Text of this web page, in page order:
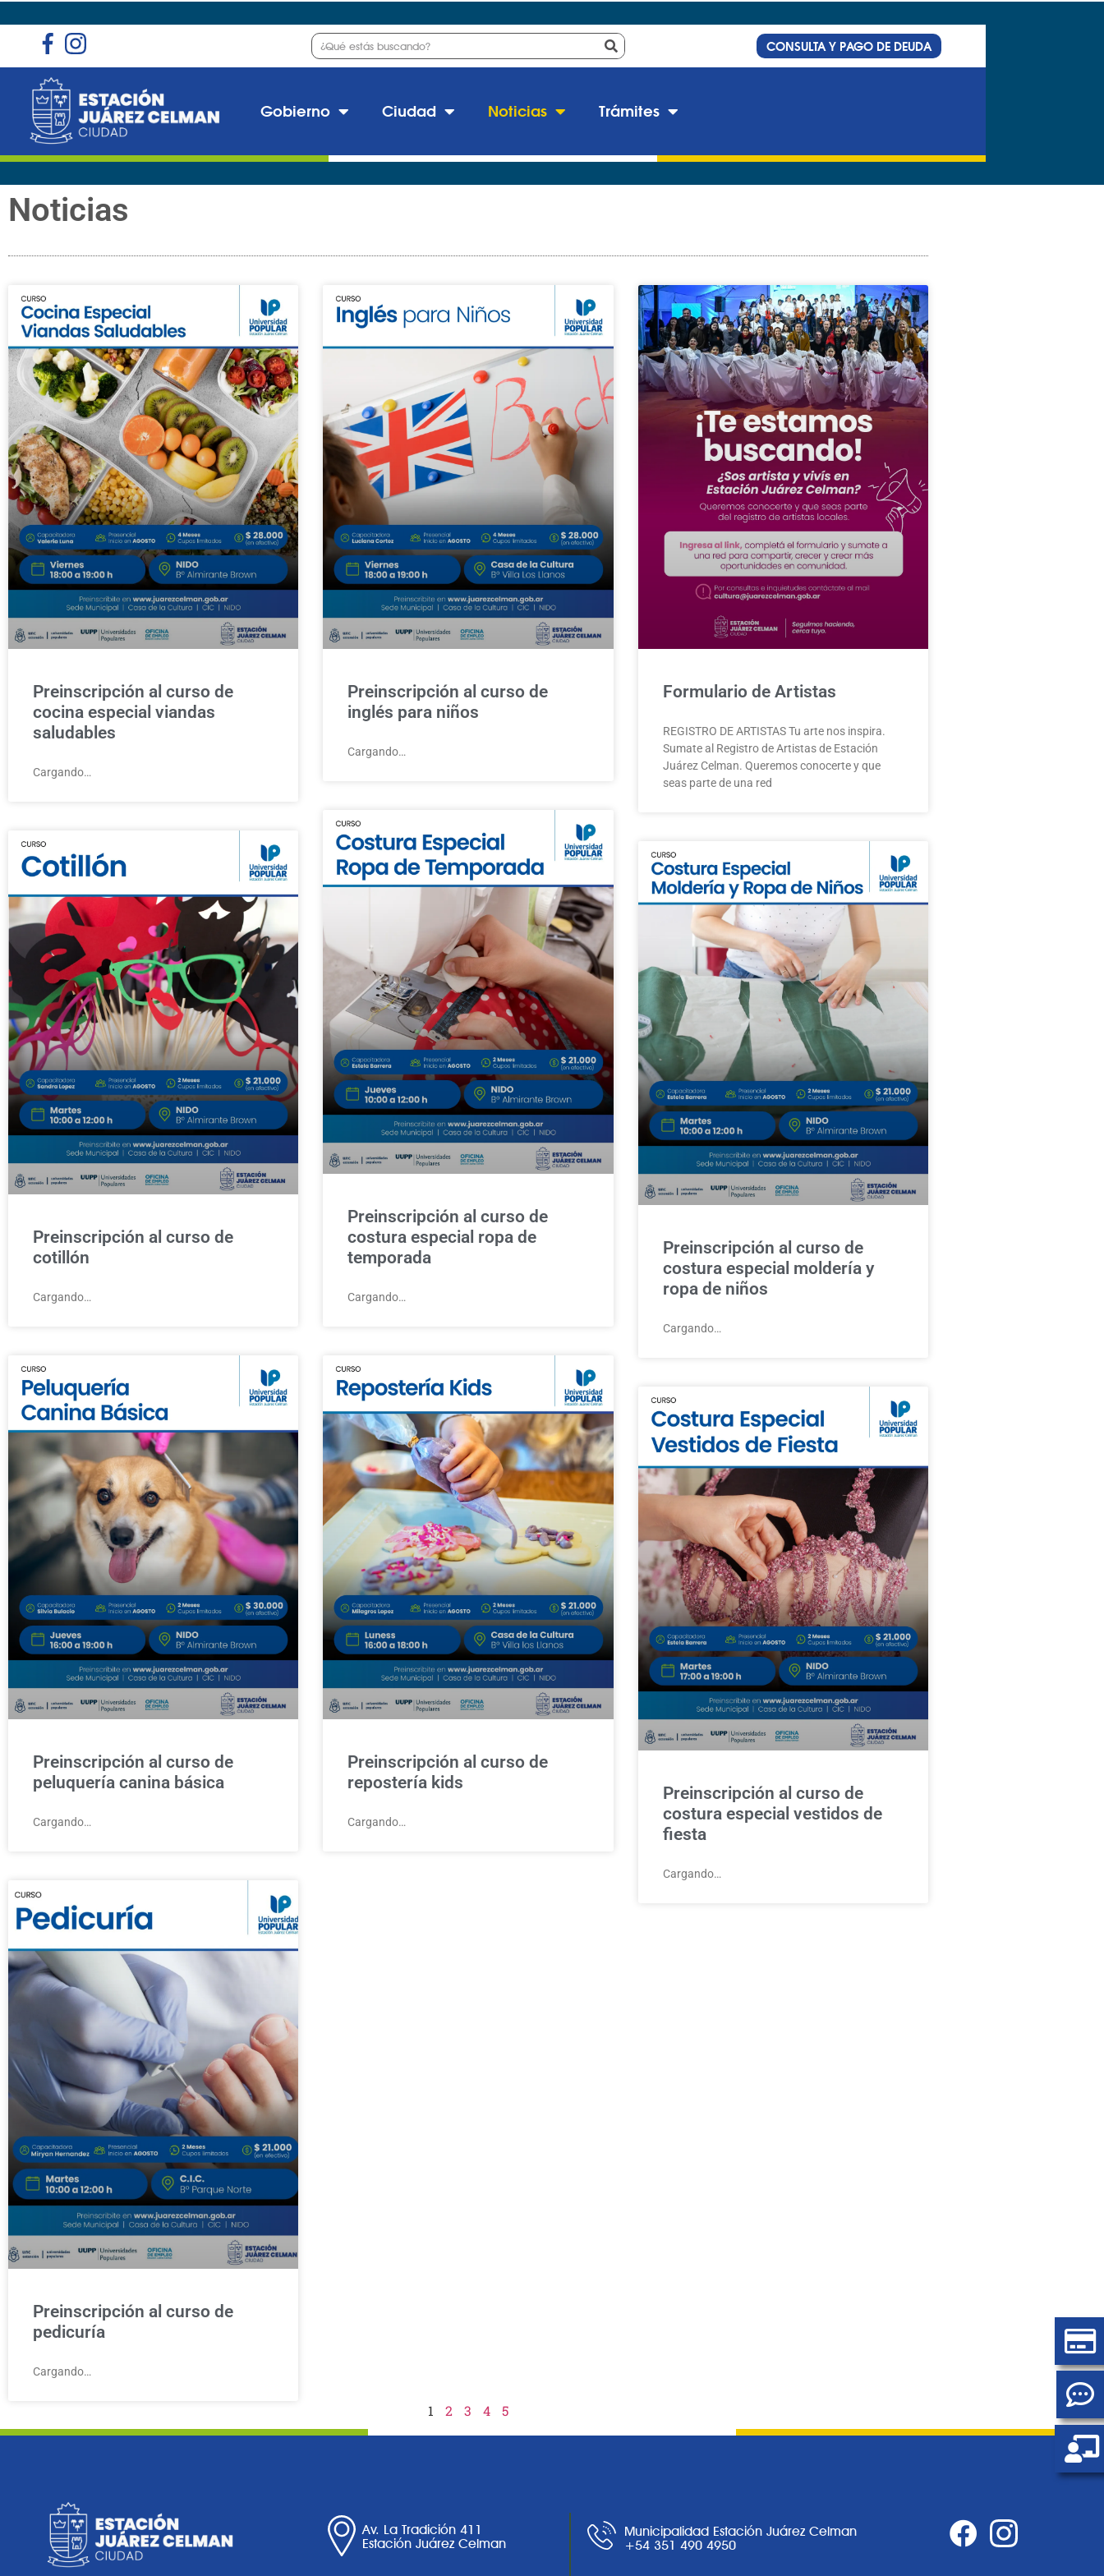
CONSULTA Y PAGO DE DEUDA
Gobierno Ciudad Noticias Trámites
Noticias
Preinscripción al curso de
cocina especial viandas
saludables
Cargando…
Preinscripción al curso de
inglés para niños
Cargando…
Formulario de Artistas
REGISTRO DE ARTISTAS Tu arte nos inspira.
Sumate al Registro de Artistas de Estación
Juárez Celman. Queremos conocerte y que
seas parte de una red
Preinscripción al curso de
cotillón
Cargando…
Preinscripción al curso de
costura especial ropa de
temporada
Cargando…
Preinscripción al curso de
costura especial moldería y
ropa de niños
Cargando…
Preinscripción al curso de
peluquería canina básica
Cargando…
Preinscripción al curso de
repostería kids
Cargando…
Preinscripción al curso de
costura especial vestidos de
fiesta
Cargando…
Preinscripción al curso de
pedicuría
Cargando…
1 2 3 4 5
Av. La Tradición 411
Estación Juárez Celman
Municipalidad Estación Juárez Celman
+54 351 490 4950